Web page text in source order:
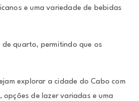
e uma variedade de bebidas
de quarto, permitindo que os
explorar a cidade do Cabo com
de lazer variadas e uma